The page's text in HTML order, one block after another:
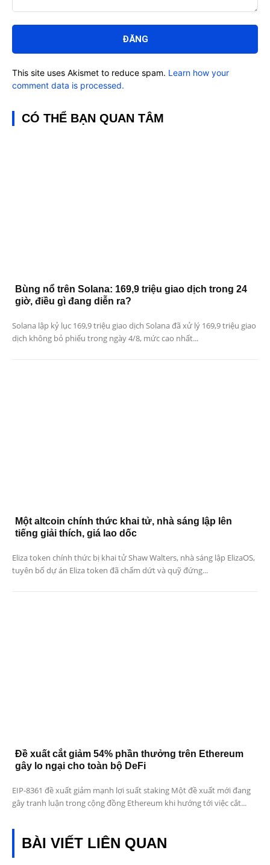
luận:
This site uses Akismet to reduce spam. Learn how your
comment data is processed.
CÓ THỂ BẠN QUAN TÂM
Bùng nổ trên Solana: 169,9 triệu giao dịch trong 24
giờ, điều gì đang diễn ra?
Solana lập kỷ lục 169,9 triệu giao dịch Solana đã xử lý 169,9 triệu giao
dịch không bỏ phiếu trong ngày 4/8, mức cao nhất...
Một altcoin chính thức khai tử, nhà sáng lập lên
tiếng giải thích, giá lao dốc
Eliza token chính thức bị khai tử Shaw Walters, nhà sáng lập ElizaOS,
tuyên bố dự án Eliza token đã chấm dứt và quỹ đứng...
Đề xuất cắt giảm 54% phần thưởng trên Ethereum
gây lo ngại cho toàn bộ DeFi
EIP-8361 đề xuất giảm mạnh lợi suất staking Một đề xuất mới đang
gây tranh luận trong cộng đồng Ethereum khi hướng tới việc cắt...
BÀI VIẾT LIÊN QUAN